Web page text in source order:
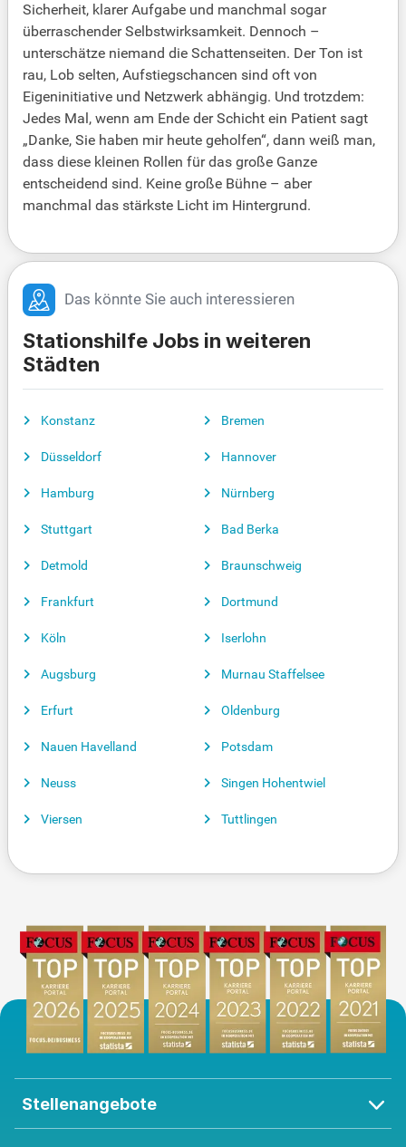
Sicherheit, klarer Aufgabe und manchmal sogar
überraschender Selbstwirksamkeit. Dennoch –
unterschätze niemand die Schattenseiten. Der Ton ist
rau, Lob selten, Aufstiegschancen sind oft von
Eigeninitiative und Netzwerk abhängig. Und trotzdem:
Jedes Mal, wenn am Ende der Schicht ein Patient sagt
„Danke, Sie haben mir heute geholfen“, dann weiß man,
dass diese kleinen Rollen für das große Ganze
entscheidend sind. Keine große Bühne – aber
manchmal das stärkste Licht im Hintergrund.
Das könnte Sie auch interessieren
Stationshilfe Jobs in weiteren
Städten
Konstanz
Düsseldorf
Hamburg
Stuttgart
Detmold
Frankfurt
Köln
Augsburg
Erfurt
Nauen Havelland
Neuss
Viersen
Bremen
Hannover
Nürnberg
Bad Berka
Braunschweig
Dortmund
Iserlohn
Murnau Staffelsee
Oldenburg
Potsdam
Singen Hohentwiel
Tuttlingen
Stellenangebote